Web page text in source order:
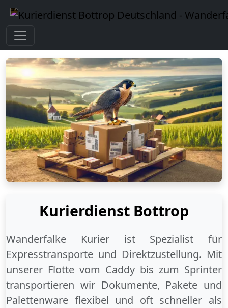
Kurierdienst Bottrop
Wanderfalke Kurier ist Spezialist für
Expresstransporte und Direktzustellung. Mit
unserer Flotte vom Caddy bis zum Sprinter
transportieren wir Dokumente, Pakete und
Palettenware flexibel und oft schneller als